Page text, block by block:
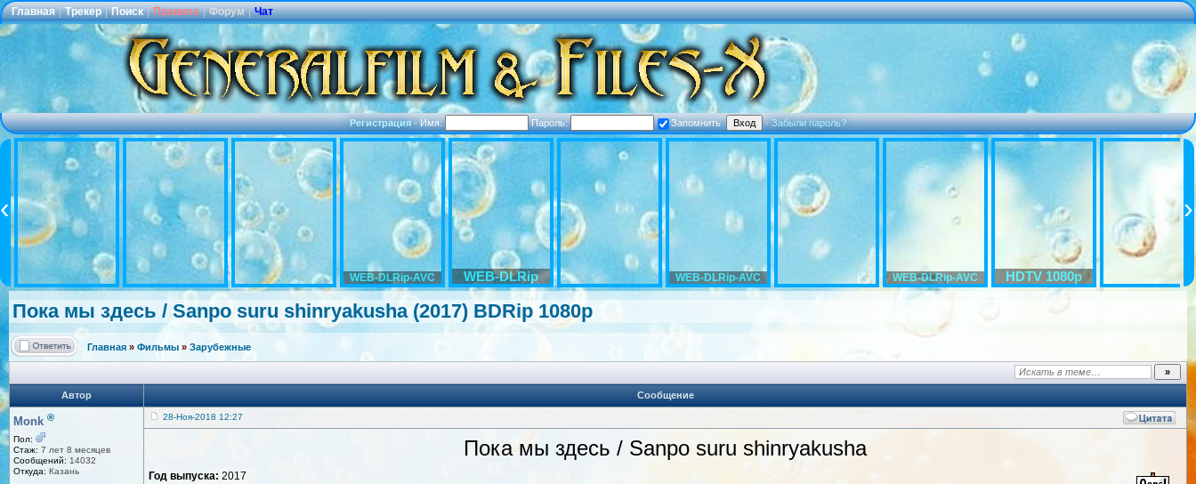
Главная | Трекер | Поиск | Правила | Форум | Чат
Регистрация·Имя: Пароль: Запомнить ·Забыли пароль?
WEB-DLRip-AVC WEB-DLRip WEB-DLRip-AVC WEB-DLRip-AVC HDTV 1080p
Пока мы здесь / Sanpo suru shinryakusha(2017) BDRip 1080p
Главная » Фильмы » Зарубежные
Автор Сообщение
Monk ®
Пол:
Стаж: 7 лет 8 месяцев
Сообщений: 14032
Откуда: Казань
28-Ноя-2018 12:27
Пока мы здесь / Sanpo suru shinryakusha
Год выпуска: 2017